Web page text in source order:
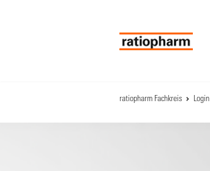
ratiopharm Fachkreis Login